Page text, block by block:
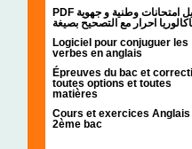
PDF تحميل امتحانات وطنية و جهوية
احرار مع التصحيح بصيغة
Logiciel pour conjuguer les
verbes en anglais
Épreuves du bac et
toutes options et toutes
matières
Cours et exercices Anglais
2ème bac